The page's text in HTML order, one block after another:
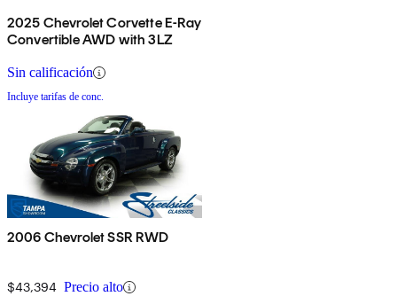
2025 Chevrolet Corvette E-Ray
Convertible AWD with 3LZ
Sin calificación
Incluye tarifas de conc.
2006 Chevrolet SSR RWD
$43,394 Precio alto